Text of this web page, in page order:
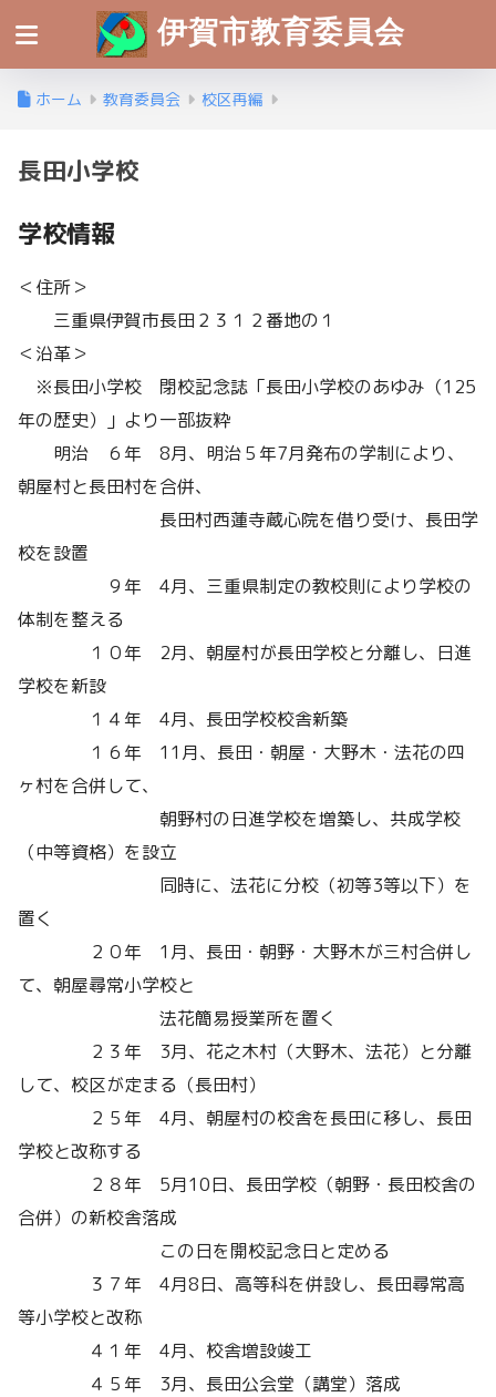
伊賀市教育委員会
ホーム 教育委員会 校区再編
長田小学校
学校情報
＜住所＞
三重県伊賀市長田２３１２番地の１
＜沿革＞
※長田小学校 閉校記念誌「長田小学校のあゆみ（125
年の歴史）」より一部抜粋
明治 ６年 8月、明治５年7月発布の学制により、
朝屋村と長田村を合併、
長田村西蓮寺蔵心院を借り受け、長田学
校を設置
９年 4月、三重県制定の教校則により学校の
体制を整える
１０年 2月、朝屋村が長田学校と分離し、日進
学校を新設
１４年 4月、長田学校校舎新築
１６年 11月、長田・朝屋・大野木・法花の四
ヶ村を合併して、
朝野村の日進学校を増築し、共成学校
（中等資格）を設立
同時に、法花に分校（初等3等以下）を
置く
２０年 1月、長田・朝野・大野木が三村合併し
て、朝屋尋常小学校と
法花簡易授業所を置く
２３年 3月、花之木村（大野木、法花）と分離
して、校区が定まる（長田村）
２５年 4月、朝屋村の校舎を長田に移し、長田
学校と改称する
２８年 5月10日、長田学校（朝野・長田校舎の
合併）の新校舎落成
この日を開校記念日と定める
３７年 4月8日、高等科を併設し、長田尋常高
等小学校と改称
４１年 4月、校舎増設竣工
４５年 3月、長田公会堂（講堂）落成